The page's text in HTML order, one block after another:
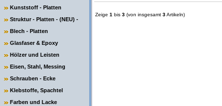
Kunststoff - Platten
Struktur - Platten - (NEU) -
Blech - Platten
Glasfaser & Epoxy
Hölzer und Leisten
Eisen, Stahl, Messing
Schrauben - Ecke
Klebstoffe, Spachtel
Farben und Lacke
Zeige 1 bis 3 (von insgesamt 3Artikeln)